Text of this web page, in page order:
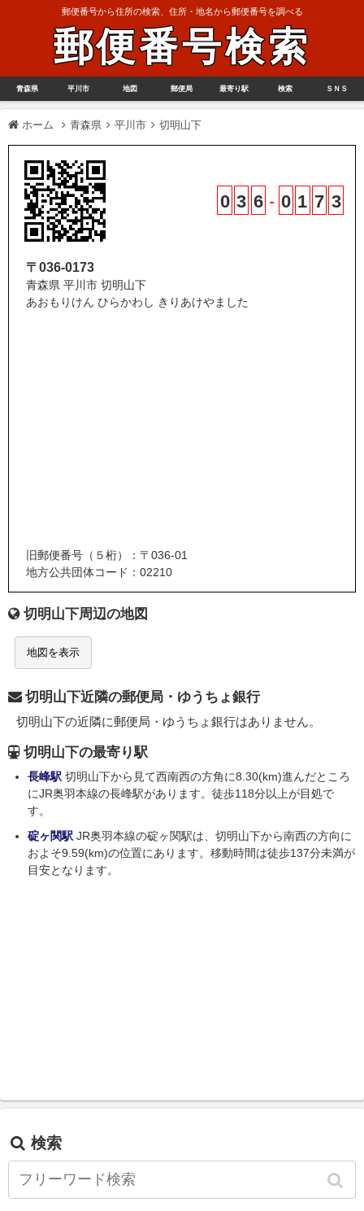
郵便番号から住所の検索、住所・地名から郵便番号を調べる
郵便番号検索
青森県 平川市 地図 郵便局 最寄り駅 検索 ＳＮＳ
ホーム 青森県 平川市 切明山下
0 3 6 - 0 1 7 3
〒036-0173
青森県 平川市 切明山下
あおもりけん ひらかわし きりあけやました
旧郵便番号（５桁）：〒036-01
地方公共団体コード：02210
切明山下周辺の地図
地図を表示
切明山下近隣の郵便局・ゆうちょ銀行
切明山下の近隣に郵便局・ゆうちょ銀行はありません。
切明山下の最寄り駅
長峰駅 切明山下から見て西南西の方角に8.30(km)進んだところ
にJR奥羽本線の長峰駅があります。徒歩118分以上が目処で
す。
碇ヶ関駅 JR奥羽本線の碇ヶ関駅は、切明山下から南西の方向に
およそ9.59(km)の位置にあります。移動時間は徒歩137分未満が
目安となります。
検索